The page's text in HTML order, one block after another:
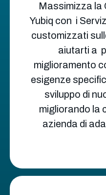
Massimizza la
Yubiq con i
customizzati
aiutarti a
miglioramento
esigenze
sviluppo di
migliorando la
azienda di